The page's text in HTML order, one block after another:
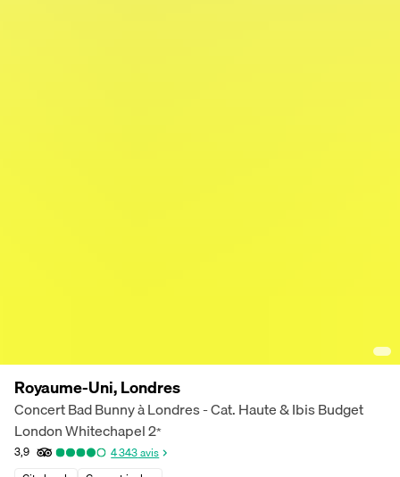
Royaume-Uni, Londres
Concert Bad Bunny à Londres - Cat. Haute & Ibis Budget
London Whitechapel2*
3,9 4 343avis